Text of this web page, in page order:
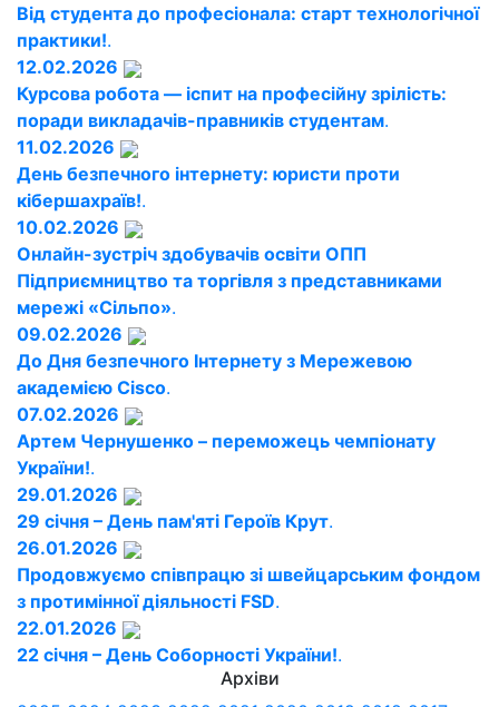
Від студента до професіонала: старт технологічної
практики!.
12.02.2026
Курсова робота — іспит на професійну зрілість:
поради викладачів-правників студентам.
11.02.2026
День безпечного інтернету: юристи проти
кібершахраїв!.
10.02.2026
Онлайн-зустріч здобувачів освіти ОПП
Підприємництво та торгівля з представниками
мережі «Сільпо».
09.02.2026
До Дня безпечного Інтернету з Мережевою
академією Cisco.
07.02.2026
Артем Чернушенко – переможець чемпіонату
України!.
29.01.2026
29 січня – День пам'яті Героїв Крут.
26.01.2026
Продовжуємо співпрацю зі швейцарським фондом
з протимінної діяльності FSD.
22.01.2026
22 січня – День Соборності України!.
Архіви